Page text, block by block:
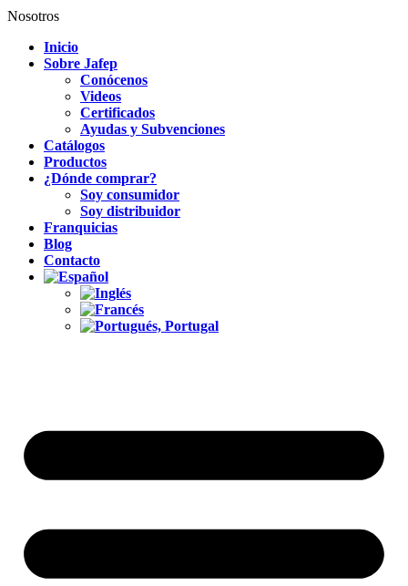
Nosotros
Inicio
Sobre Jafep
Conócenos
Videos
Certificados
Ayudas y Subvenciones
Catálogos
Productos
¿Dónde comprar?
Soy consumidor
Soy distribuidor
Franquicias
Blog
Contacto